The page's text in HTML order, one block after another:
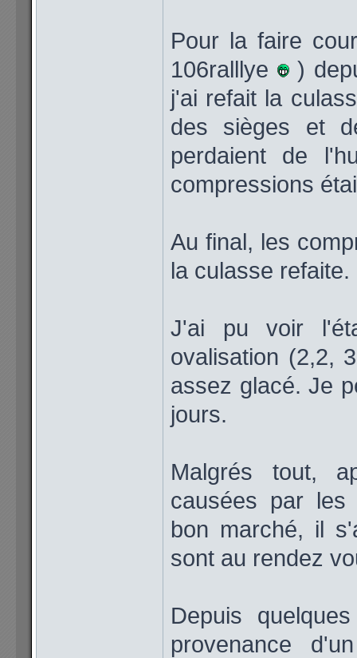
Pour la faire
106ralllye
)
j'ai refait la
des sièges et
perdaient de
compressions
Au final, les
la culasse refaite.
J'ai pu voir
ovalisation (2,2,
assez glacé. Je
jours.
Malgrés tout,
causées par les
bon marché, il
sont au rendez
Depuis
provenance